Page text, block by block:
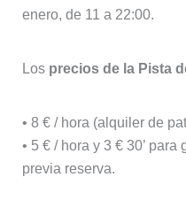
enero, de 11 a 22:00.
Los precios de la Pista
• 8 € / hora (alquiler de
• 5 € / hora y 3 € 30’
previa reserva.